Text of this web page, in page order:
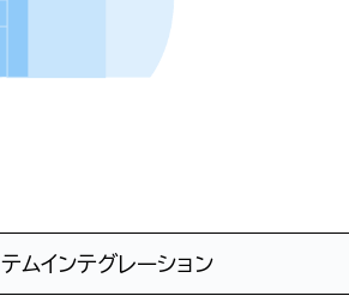
ムインテグレーション